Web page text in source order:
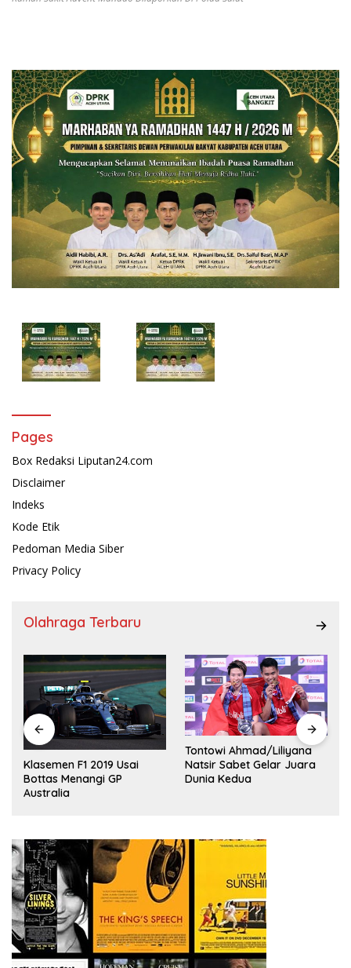
Pages
Box Redaksi Liputan24.com
Disclaimer
Indeks
Kode Etik
Pedoman Media Siber
Privacy Policy
Olahraga Terbaru
Klasemen F1 2019 Usai
Bottas Menangi GP
Australia
Tontowi Ahmad/Liliyana
Natsir Sabet Gelar Juara
Dunia Kedua